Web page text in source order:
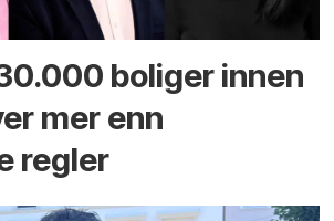
boliger innen
mer enn
regler